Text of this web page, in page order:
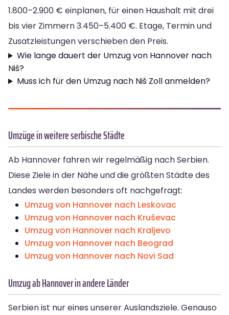
1.800–2.900 € einplanen, für einen Haushalt mit drei
bis vier Zimmern 3.450–5.400 €. Etage, Termin und
Zusatzleistungen verschieben den Preis.
Wie lange dauert der Umzug von Hannover nach
Niš?
Muss ich für den Umzug nach Niš Zoll anmelden?
Umzüge in weitere serbische Städte
Ab Hannover fahren wir regelmäßig nach Serbien.
Diese Ziele in der Nähe und die größten Städte des
Landes werden besonders oft nachgefragt:
Umzug von Hannover nach Leskovac
Umzug von Hannover nach Kruševac
Umzug von Hannover nach Kraljevo
Umzug von Hannover nach Beograd
Umzug von Hannover nach Novi Sad
Umzug ab Hannover in andere Länder
Serbien ist nur eines unserer Auslandsziele. Genauso